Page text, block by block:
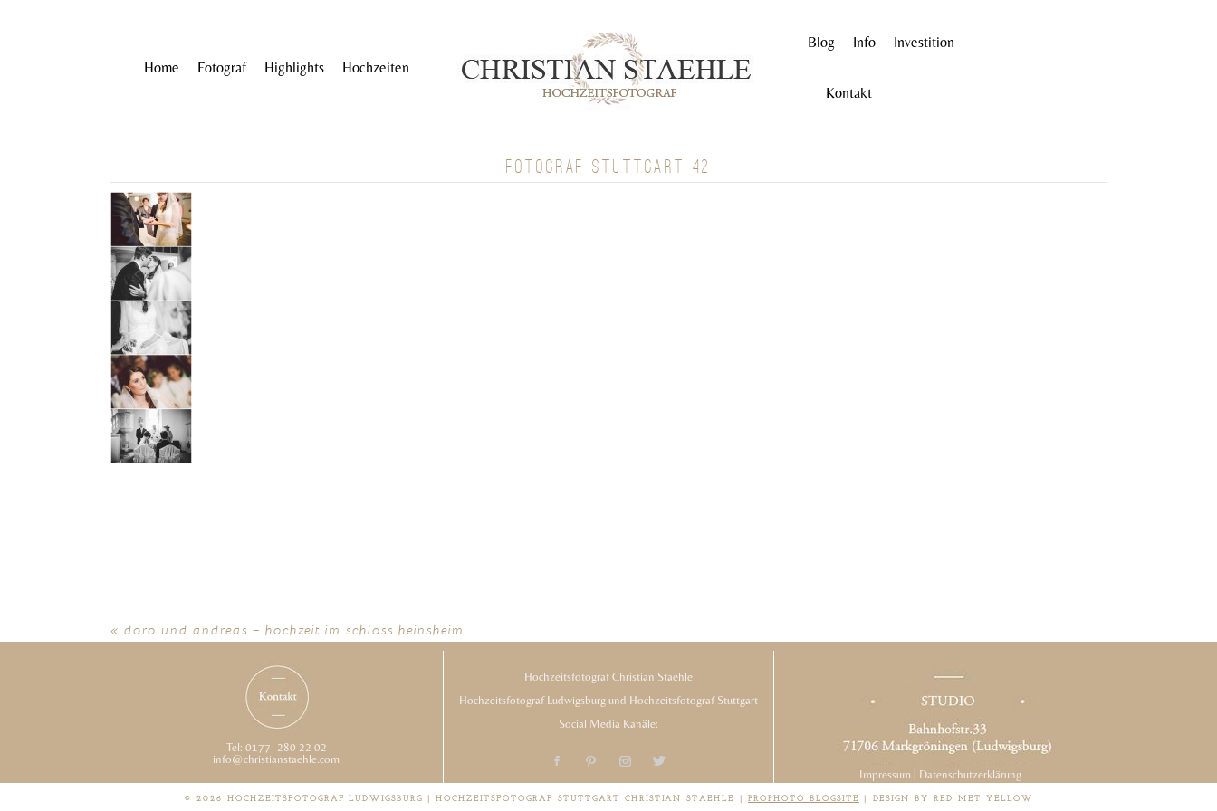
Home Fotograf Highlights Hochzeiten
Blog Info Investition
Kontakt
FOTOGRAF STUTTGART 42
« doro und andreas – hochzeit im schloss heinsheim
Tel: 0177 -280 22 02
info@christianstaehle.com
Hochzeitsfotograf Christian Staehle
Hochzeitsfotograf Ludwigsburg und Hochzeitsfotograf Stuttgart
Social Media Kanäle:
Impressum Datenschutzerklärung
© 2026 HOCHZEITSFOTOGRAF LUDWIGSBURG | HOCHZEITSFOTOGRAF STUTTGART CHRISTIAN STAEHLE PROPHOTO BLOGSITE DESIGN BY RED MET YELLOW